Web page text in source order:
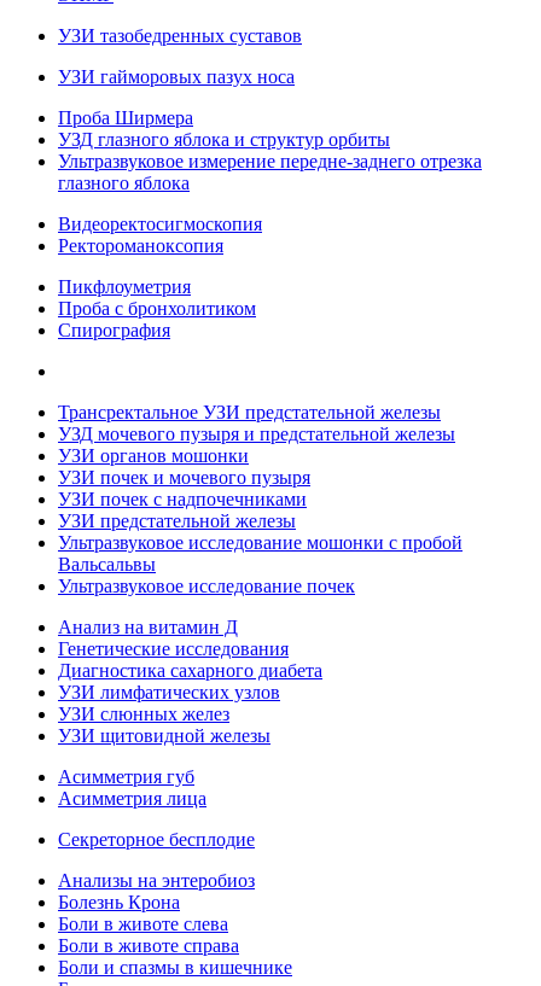
УЗИ тазобедренных суставов
УЗИ гайморовых пазух носа
Проба Ширмера
УЗД глазного яблока и структур орбиты
Ультразвуковое измерение передне-заднего отрезка
глазного яблока
Видеоректосигмоскопия
Ректороманоксопия
Пикфлоуметрия
Проба с бронхолитиком
Спирография
Трансректальное УЗИ предстательной железы
УЗД мочевого пузыря и предстательной железы
УЗИ органов мошонки
УЗИ почек и мочевого пузыря
УЗИ почек с надпочечниками
УЗИ предстательной железы
Ультразвуковое исследование мошонки с пробой
Вальсальвы
Ультразвуковое исследование почек
Анализ на витамин Д
Генетические исследования
Диагностика сахарного диабета
УЗИ лимфатических узлов
УЗИ слюнных желез
УЗИ щитовидной железы
Асимметрия губ
Асимметрия лица
Секреторное бесплодие
Анализы на энтеробиоз
Болезнь Крона
Боли в животе слева
Боли в животе справа
Боли и спазмы в кишечнике